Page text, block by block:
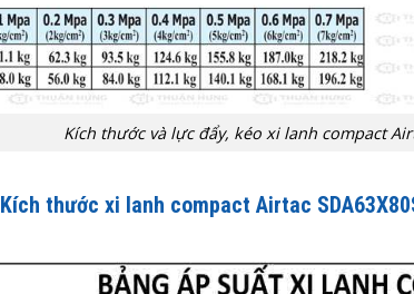
Kích thước và lực đẩy, kéo xi lanh compact
Kích thước xi lanh compact Airtac